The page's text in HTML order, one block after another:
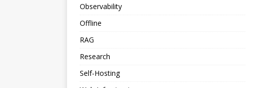
Observability
Offline
RAG
Research
Self-Hosting